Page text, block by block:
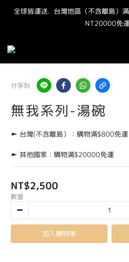
"點我" 加官方LINE最新
全球皆運送.  台灣地區（不含離島）
NT20000免運
"點我" 加官方LINE最新
分享到
無我系列-湯碗
► 台灣(不含離島）：購物滿$800免運
► 其他國家：購物滿$20000免運
NT$2,500
數量
加入購物車